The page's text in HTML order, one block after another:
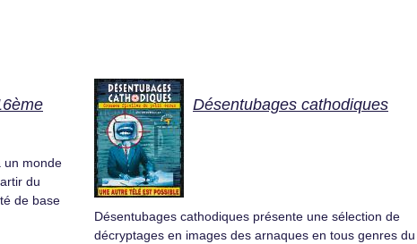
un monde
du
de base
Désentubages cathodiques
Désentubages cathodiques présente une sélection de
décryptages en images des arnaques en tous genres du